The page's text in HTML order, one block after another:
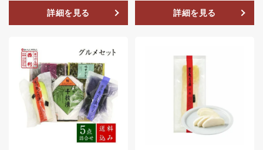
詳細を見る 詳細を見る